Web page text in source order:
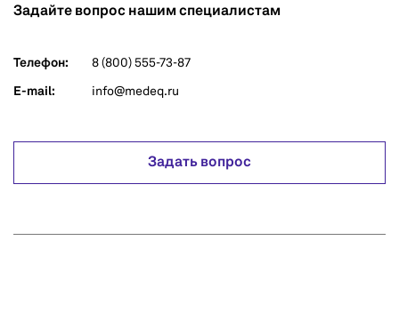
Задайте вопрос нашим специалистам
Телефон: 8 (800) 555-73-87
E-mail: info@medeq.ru
Задать вопрос